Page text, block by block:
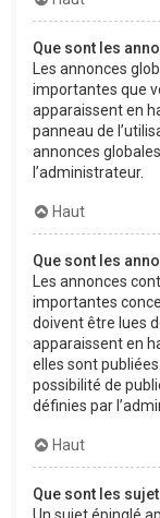
Que sont les
Les annonces
importantes que
apparaissent en
panneau de
annonces
l’administrateur.
Haut
Que sont les
Les annonces
importantes
doivent être lues
apparaissent en
elles sont
possibilité de
définies par
Haut
Que sont les